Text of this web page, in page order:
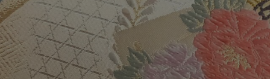
キ
ッ
プ
(Enter